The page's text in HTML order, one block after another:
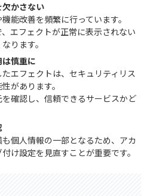
かさない
能改善を頻繁に行っています。
エフェクトが正常に表示されない
ります。
慎重に
エフェクトは、セキュリティリス
があります。
確認し、信頼できるサービスかど
個人情報の一部となるため、アカ
け設定を見直すことが重要です。